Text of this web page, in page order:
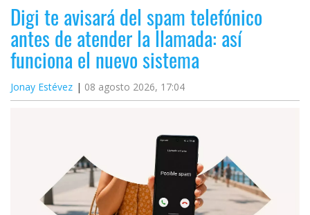
Digi te avisará del spam telefónico
antes de atender la llamada: así
funciona el nuevo sistema
Jonay Estévez 08 agosto 2026, 17:04